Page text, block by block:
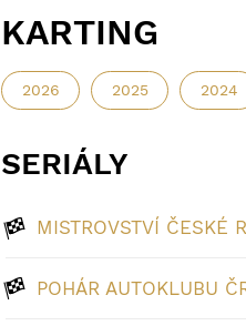
KARTING
2026 2025 2024
SERIÁLY
MISTROVSTVÍ ČESKÉ
POHÁR AUTOKLUBU